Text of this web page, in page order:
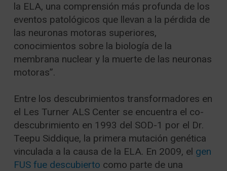
la ELA, una comprensión más profunda de los
eventos patológicos que llevan a la pérdida de
las neuronas motoras superiores,
conocimientos sobre la biología de la
membrana nuclear y la muerte de las neuronas
motoras”.
Entre los descubrimientos transformadores en
el Les Turner ALS Center se encuentra el co-
descubrimiento en 1993 del SOD-1 por el Dr.
Teepu Siddique, la primera mutación genética
vinculada a la causa de la ELA. En 2009, el gen
FUS fue descubierto como parte de una